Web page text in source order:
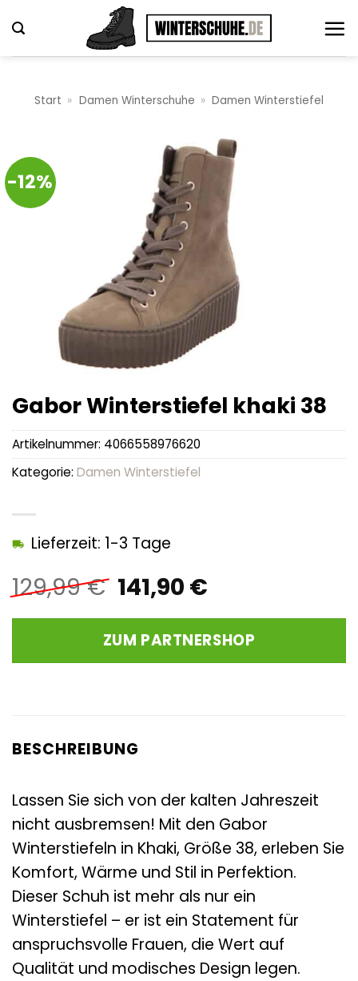
Inhalt
springen
Start » Damen Winterschuhe » Damen Winterstiefel
-12%
Gabor Winterstiefel khaki 38
129,99€ Ursprünglicher
Preis
war:
129,99 €
141,90 €Aktueller
ist:
141,90 €.
Lieferzeit: 1-3 Tage
ZUM PARTNERSHOP
Artikelnummer: 4066558976620
Kategorie: Damen Winterstiefel
BESCHREIBUNG
Lassen Sie sich von der kalten Jahreszeit
nicht ausbremsen! Mit den Gabor
Winterstiefeln in Khaki, Größe 38, erleben Sie
Komfort, Wärme und Stil in Perfektion.
Dieser Schuh ist mehr als nur ein
Winterstiefel – er ist ein Statement für
anspruchsvolle Frauen, die Wert auf
Qualität und modisches Design legen.